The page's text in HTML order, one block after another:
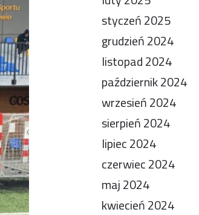
styczeń 2025
grudzień 2024
listopad 2024
październik 2024
wrzesień 2024
sierpień 2024
lipiec 2024
czerwiec 2024
maj 2024
kwiecień 2024